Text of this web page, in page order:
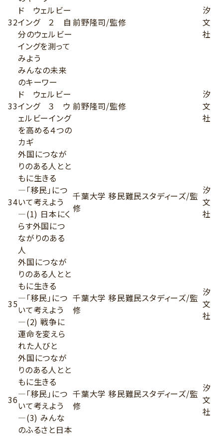
32
ド ウェルビー
イング ２ 自
分のウェルビー
イングを測って
みよう
前野隆司/監修
汐
文
社
33
みんなの未来
のキーワー
ド ウェルビー
イング ３ ウ
ェルビーイング
を高める４つの
カギ
前野隆司/監修
汐
文
社
34
外国につなが
りのある人とと
もに生きる
―「移民」につ
いて考えよう
―(1) 日本にく
らす外国につ
ながりのある
人
千葉大学 移民難民スタディーズ/監
修
汐
文
社
35
外国につなが
りのある人とと
もに生きる
―「移民」につ
いて考えよう
―(2) 戦争に
運命を変えら
れた人びと
千葉大学 移民難民スタディーズ/監
修
汐
文
社
36
外国につなが
りのある人とと
もに生きる
―「移民」につ
いて考えよう
―(3) みんな
のふるさと日本
千葉大学 移民難民スタディーズ/監
修
汐
文
社